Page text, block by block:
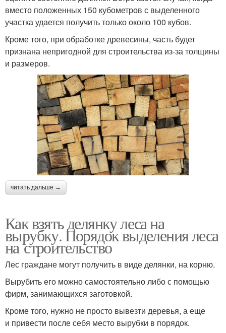
вместо положенных 150 кубометров с выделенного
участка удается получить только около 100 кубов.
Кроме того, при обработке древесины, часть будет
признана непригодной для строительства из-за толщины
и размеров.
читать дальше →
Как взять делянку леса на
вырубку. Порядок выделения леса
на строительство
Лес граждане могут получить в виде делянки, на корню.
Вырубить его можно самостоятельно либо с помощью
фирм, занимающихся заготовкой.
Кроме того, нужно не просто вывезти деревья, а еще
и привести после себя место вырубки в порядок.